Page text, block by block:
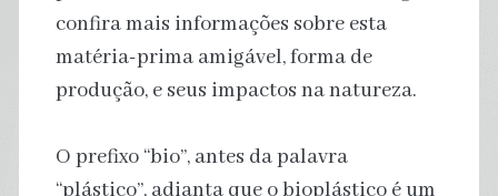
confira mais informações sobre esta
matéria-prima amigável, forma de
produção, e seus impactos na natureza.
O prefixo “bio”, antes da palavra
“plástico”, adianta que o bioplástico é um